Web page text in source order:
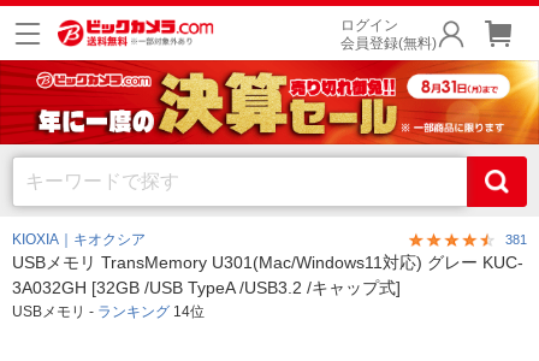
ログイン
会員登録(無料)
KIOXIA｜キオクシア 381
USBメモリ TransMemory U301(Mac/Windows11対応) グレー KUC-
3A032GH [32GB /USB TypeA /USB3.2 /キャップ式]
USBメモリ - ランキング 14位